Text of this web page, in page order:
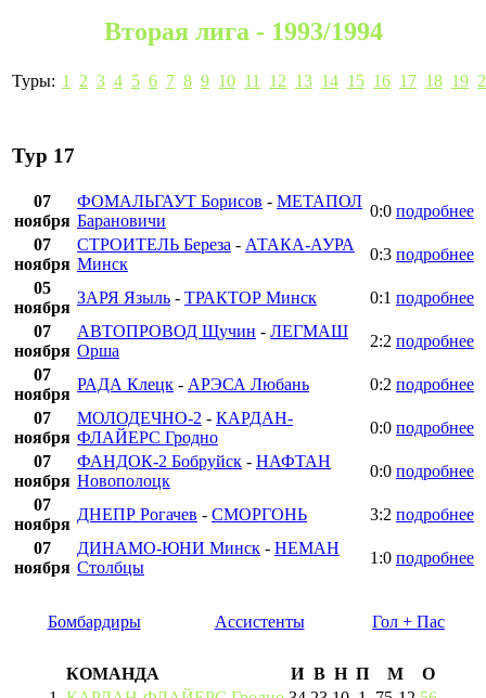
Вторая лига - 1993/1994
Туры: 1 2 3 4 5 6 7 8 9 10 11 12 13 14 15 16 17 18 19
Тур 17
07
ноября
ФОМАЛЬГАУТ Борисов - МЕТАПОЛ
Барановичи
0:0 подробнее
07
ноября
СТРОИТЕЛЬ Береза - АТАКА-АУРА
Минск
0:3 подробнее
05
ноября
ЗАРЯ Языль - ТРАКТОР Минск 0:1 подробнее
07
ноября
АВТОПРОВОД Щучин - ЛЕГМАШ
Орша
2:2 подробнее
07
ноября
РАДА Клецк - АРЭСА Любань 0:2 подробнее
07
ноября
МОЛОДЕЧНО-2 - КАРДАН-
ФЛАЙЕРС Гродно
0:0 подробнее
07
ноября
ФАНДОК-2 Бобруйск - НАФТАН
Новополоцк
0:0 подробнее
07
ноября
ДНЕПР Рогачев - СМОРГОНЬ 3:2 подробнее
07
ноября
ДИНАМО-ЮНИ Минск - НЕМАН
Столбцы
1:0 подробнее
Бомбардиры Ассистенты Гол + Пас
КОМАНДА И В Н П М
О